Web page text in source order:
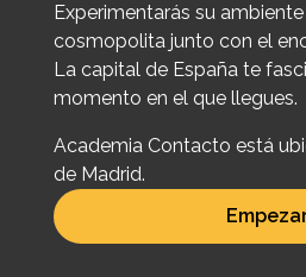
Experimentarás su
cosmopolita junto con el
La capital de España te
momento en el que llegues.
Academia Contacto está
de Madrid.